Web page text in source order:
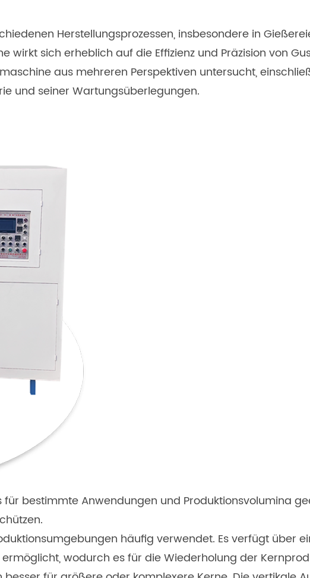
Herstellungsprozessen, insbesondere in
wirkt sich erheblich auf die Effizienz und Präzision von
aus mehreren Perspektiven untersucht,
und seiner Wartungsüberlegungen.
bestimmte Anwendungen und Produktionsvolumina
häufig verwendet. Es verfügt über
wodurch es für die Wiederholung der